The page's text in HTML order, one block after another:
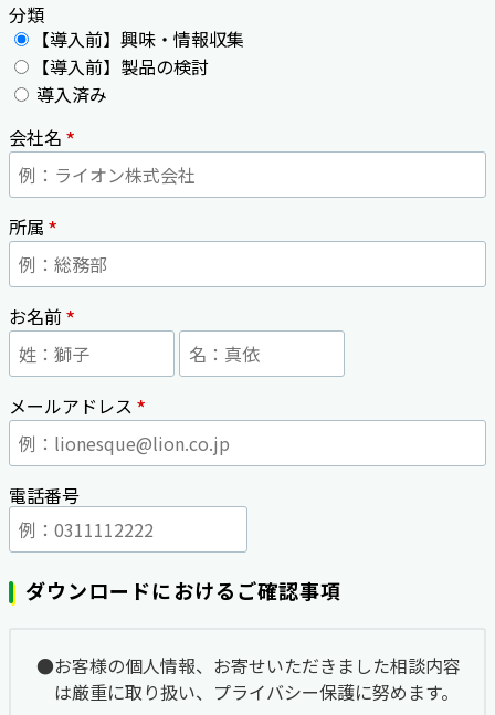
分類
【導入前】興味・情報収集
【導入前】製品の検討
導入済み
会社名 *
所属 *
お名前*
メールアドレス *
電話番号
ダウンロードにおけるご確認事項
お客様の個人情報、お寄せいただきました相談内容
は厳重に取り扱い、プライバシー保護に努めます。